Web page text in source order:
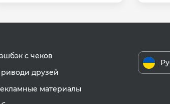
с чеков
друзей
материалы